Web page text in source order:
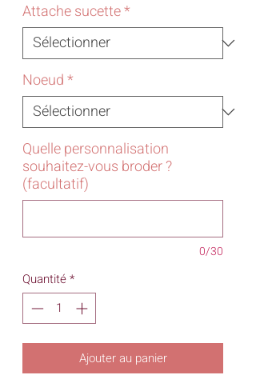
Attache sucette*
Noeud*
Quelle personnalisation
souhaitez-vous broder ?
(facultatif)
0/30
Quantité*
Ajouter au panier